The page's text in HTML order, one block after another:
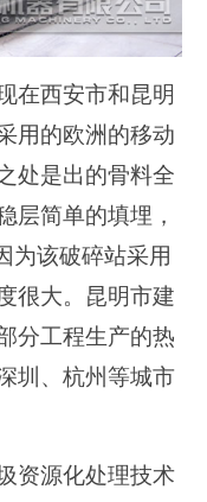
在西安市和昆明
用的欧洲的移动
处是出的骨料全
层简单的填埋，
为该破碎站采用
很大。昆明市建
分工程生产的热
圳、杭州等城市
资源化处理技术